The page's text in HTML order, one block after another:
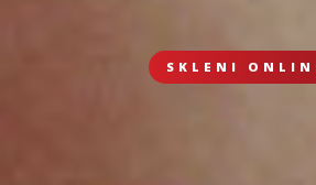
SKLENI